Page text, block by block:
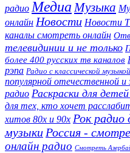
радио Медиа Музыка
онлайн Новости Новости
каналы смотреть онлайн
телевидинии и не только
более 400 русских тв каналов
рэпа Радио с классической музыкой
популярной отечественной и
радио Раскраски для
для тех, кто хочет
хитов 80х и 90х Рок
музыки Россия -
онлайн радио Смотреть